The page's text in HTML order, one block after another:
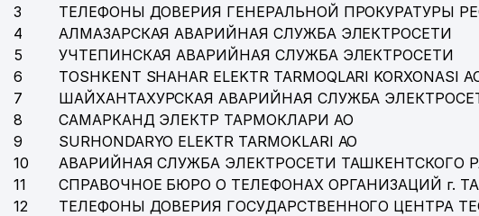
3
ТЕЛЕФОНЫ ДОВЕРИЯ ГЕНЕРАЛЬНОЙ ПРОКУРАТУРЫ
4
АЛМАЗАРСКАЯ АВАРИЙНАЯ СЛУЖБА ЭЛЕКТРОСЕТИ
5
УЧТЕПИНСКАЯ АВАРИЙНАЯ СЛУЖБА ЭЛЕКТРОСЕТИ
6
TOSHKENT SHAHAR ELEKTR TARMOQLARI KORXONASI
7
ШАЙХАНТАХУРСКАЯ АВАРИЙНАЯ СЛУЖБА
8
САМАРКАНД ЭЛЕКТР ТАРМОКЛАРИ АО
9
SURHONDARYO ELEKTR TARMOKLARI АО
10
АВАРИЙНАЯ СЛУЖБА ЭЛЕКТРОСЕТИ ТАШКЕНТСКОГО
11
СПРАВОЧНОЕ БЮРО О ТЕЛЕФОНАХ ОРГАНИЗАЦИЙ г.
12
ТЕЛЕФОНЫ ДОВЕРИЯ ГОСУДАРСТВЕННОГО ЦЕНТРА